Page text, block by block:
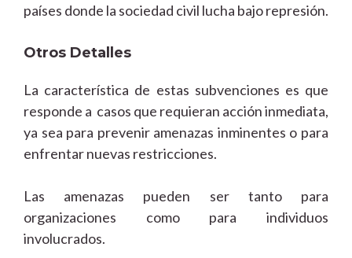
países donde la sociedad civil lucha bajo represión.
Otros Detalles
La característica de estas subvenciones es que
responde a casos que requieran acción inmediata,
ya sea para prevenir amenazas inminentes o para
enfrentar nuevas restricciones.
Las amenazas pueden ser tanto para
organizaciones como para individuos
involucrados.